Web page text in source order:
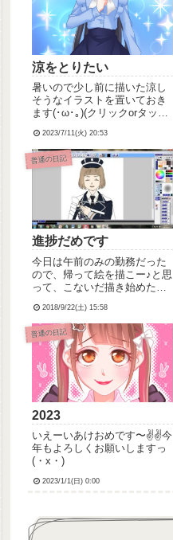
涼をとりたい
暑いので少し前に描いた涼し
そうなイラストを置いておき
ます(･ω･｡)(クリックorタップ
イラスト、どっちも同一人物
なんだけど、この子は雪女
で、普段は上の格好で人にな
りすましててときどき下の本
来の姿に戻るというどう...
2023/7/11(火) 20:53
普通の日記
進捗だめです
今日は午前のみの勤務だった
ので、帰って絵を描こー♪と思
って、こないだ描き始めた前
りに入ったはいいんだけどこ
こまで塗って飽きて集中力が
切れてしまった(´・ω・`)しか
もPixia(お絵描きソフト)、せ
っかく最新バージ...
2018/9/22(土) 15:58
普通の日記
2023
いえーいあけおめです〜✌✌今
年もよろしくお願いしますっ
(・x・)
2023/1/1(日) 0:00